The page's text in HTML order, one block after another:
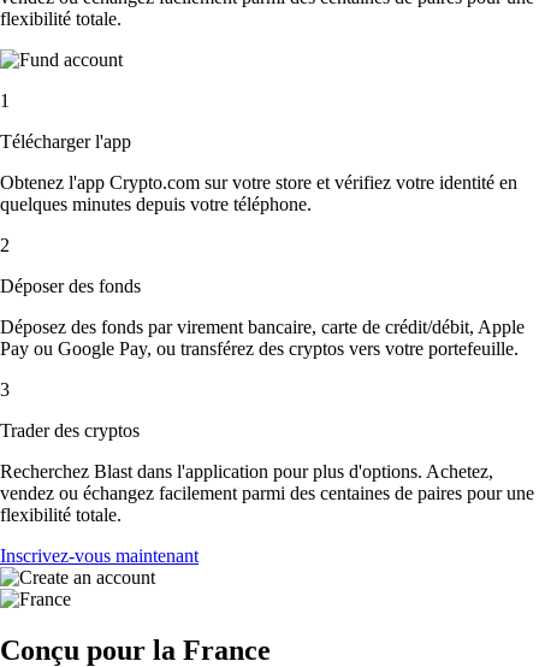
flexibilité totale.
1
Télécharger l'app
Obtenez l'app Crypto.com sur votre store et vérifiez votre identité en
quelques minutes depuis votre téléphone.
2
Déposer des fonds
Déposez des fonds par virement bancaire, carte de crédit/débit, Apple
Pay ou Google Pay, ou transférez des cryptos vers votre portefeuille.
3
Trader des cryptos
Recherchez Blast dans l'application pour plus d'options. Achetez,
vendez ou échangez facilement parmi des centaines de paires pour une
flexibilité totale.
Inscrivez-vous maintenant
Conçu pour la France